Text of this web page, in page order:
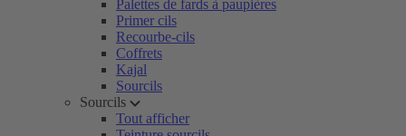
Palettes de fards à paupières
Primer cils
Recourbe-cils
Coffrets
Kajal
Sourcils
Sourcils
Tout afficher